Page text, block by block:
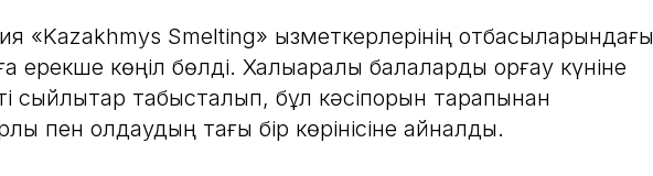
«Kazakhmys Smelting» қызметкерлерінің отбасыларындағы
ерекше көңіл бөлді. Халықаралық балаларды қорғау күніне
сыйлықтар табысталып, бұл кәсіпорын тарапынан
пен қолдаудың тағы бір көрінісіне айналды.